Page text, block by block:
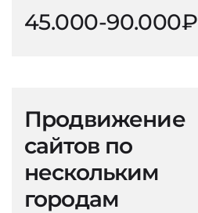
45.000-90.000₽
Продвижение
сайтов по
нескольким
городам